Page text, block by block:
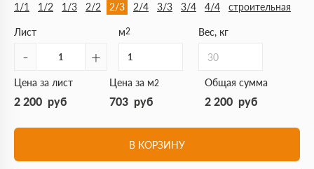
1/1
1/2 1/3 2/2 2/3 2/4 3/3 3/4 4/4 строительная
Лист
- +
м2 Вес, кг
30
Цена за лист
2 200 руб
Цена за м2
703 руб
Общая сумма
2 200 руб
В КОРЗИНУ